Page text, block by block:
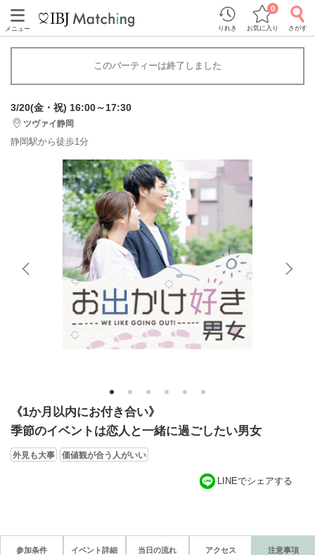
メニュー りれき お気に入り
0
さがす
このパーティーは終了しました
3/20(金・祝) 16:00～17:30
ツヴァイ静岡
静岡駅から徒歩1分
1 2 3 4 5 6
《1か月以内にお付き合い》
季節のイベントは恋人と一緒に過ごしたい男女
外見も大事 価値観が合う人がいい
LINEでシェアする
参加条件 イベント詳細 当日の流れ アクセス 注意事項